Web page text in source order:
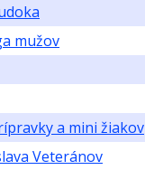
mužov
a mini žiakov
Veteránov